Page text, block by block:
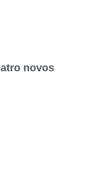
novos